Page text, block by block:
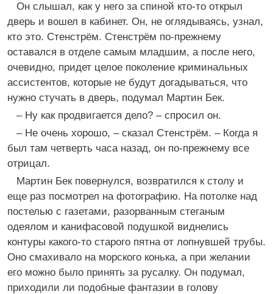
Он слышал, как у него за спиной кто-то открыл
дверь и вошел в кабинет. Он, не оглядываясь, узнал,
кто это. Стенстрём. Стенстрём по-прежнему
оставался в отделе самым младшим, а после него,
очевидно, придет целое поколение криминальных
ассистентов, которые не будут догадываться, что
нужно стучать в дверь, подумал Мартин Бек.
– Ну как продвигается дело? – спросил он.
– Не очень хорошо, – сказал Стенстрём. – Когда я
был там четверть часа назад, он по-прежнему все
отрицал.
Мартин Бек повернулся, возвратился к столу и
еще раз посмотрел на фотографию. На потолке над
постелью с газетами, разорванным стеганым
одеялом и канифасовой подушкой виднелись
контуры какого-то старого пятна от лопнувшей трубы.
Оно смахивало на морского конька, а при желании
его можно было принять за русалку. Он подумал,
приходили ли подобные фантазии в голову